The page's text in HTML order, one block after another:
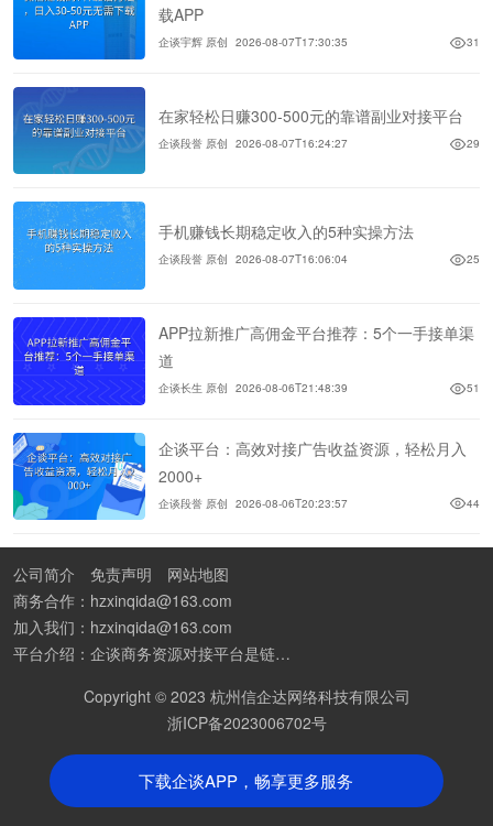
载APP
企谈宇辉 原创 2026-08-07T17:30:35 31
在家轻松日赚300-500元的靠谱副业对接平台
企谈段誉 原创 2026-08-07T16:24:27 29
手机赚钱长期稳定收入的5种实操方法
企谈段誉 原创 2026-08-07T16:06:04 25
APP拉新推广高佣金平台推荐：5个一手接单渠
道
企谈长生 原创 2026-08-06T21:48:39 51
企谈平台：高效对接广告收益资源，轻松月入
2000+
企谈段誉 原创 2026-08-06T20:23:57 44
下载企谈APP，畅享更多服务
公司简介 免责声明
网站地图
商务合作：hzxinqida@163.com
加入我们：hzxinqida@163.com
平台介绍：企谈商务资源对接平台是链接资源人脉与客户的平台,也是地推app接任务平台、地推拉新团队接单平台。平台汇聚100W+商务资源，地推拉新、APP推广、BD异业合作等业务可免费发布。同时全国的地推团队和个人都可在地推接单平台找到赚钱项目和分享交流地推问题。
Copyright © 2023 杭州信企达网络科技有限公司
浙ICP备2023006702号